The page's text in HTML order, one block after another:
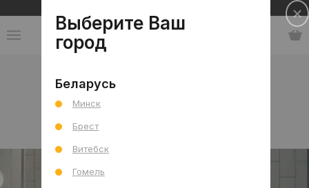
Выберите Ваш
город
Беларусь
Минск
Брест
Витебск
Гомель